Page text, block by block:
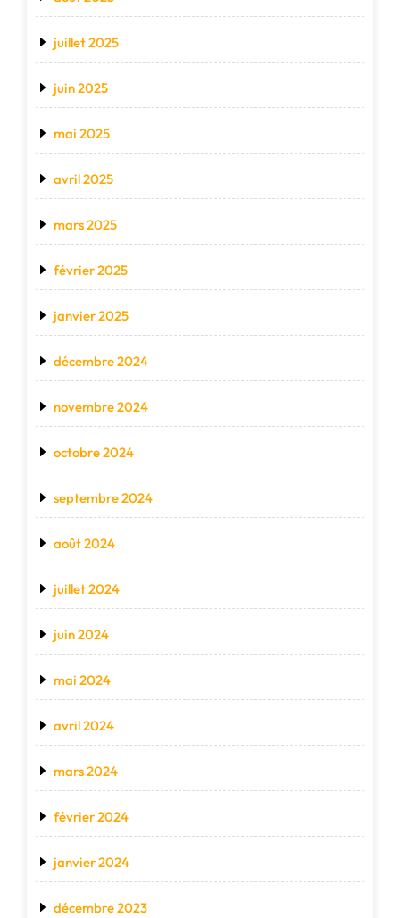
juillet 2025
juin 2025
mai 2025
avril 2025
mars 2025
février 2025
janvier 2025
décembre 2024
novembre 2024
octobre 2024
septembre 2024
août 2024
juillet 2024
juin 2024
mai 2024
avril 2024
mars 2024
février 2024
janvier 2024
décembre 2023